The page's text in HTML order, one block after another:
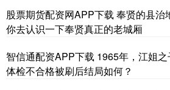
股票期货配资网APP下载 奉贤的县治
你去认识一下奉贤真正的老城厢
智信通配资APP下载 1965年，江姐之
体检不合格被刷后结局如何？